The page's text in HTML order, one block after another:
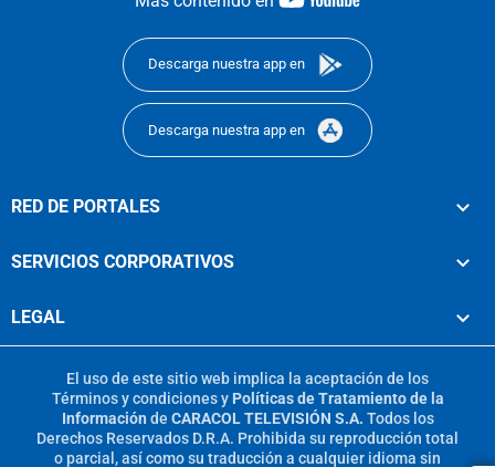
Descarga nuestra app en
Descarga nuestra app en
RED DE PORTALES
SERVICIOS CORPORATIVOS
LEGAL
El uso de este sitio web implica la aceptación de los
Términos y condicionesy Políticas de Tratamiento de la
Información de CARACOL TELEVISIÓN S.A. Todos los
Derechos Reservados D.R.A. Prohibida su reproducción total
o parcial, así como su traducción a cualquier idioma sin